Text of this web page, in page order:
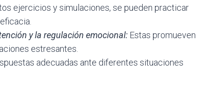
ejercicios y simulaciones, se pueden practicar
y la regulación emocional: Estas promueven
estresantes.
adecuadas ante diferentes situaciones